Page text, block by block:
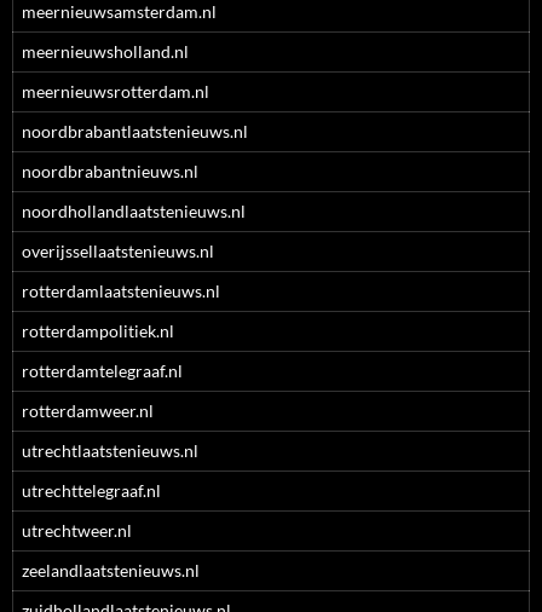
meernieuwsamsterdam.nl
meernieuwsholland.nl
meernieuwsrotterdam.nl
noordbrabantlaatstenieuws.nl
noordbrabantnieuws.nl
noordhollandlaatstenieuws.nl
overijssellaatstenieuws.nl
rotterdamlaatstenieuws.nl
rotterdampolitiek.nl
rotterdamtelegraaf.nl
rotterdamweer.nl
utrechtlaatstenieuws.nl
utrechttelegraaf.nl
utrechtweer.nl
zeelandlaatstenieuws.nl